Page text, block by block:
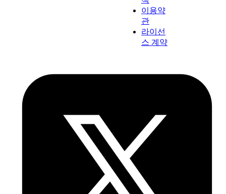
이용약
관
라이선
스 계약